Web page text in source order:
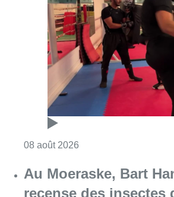
Au Moeraske, Bart
recense des insectes
plus rares